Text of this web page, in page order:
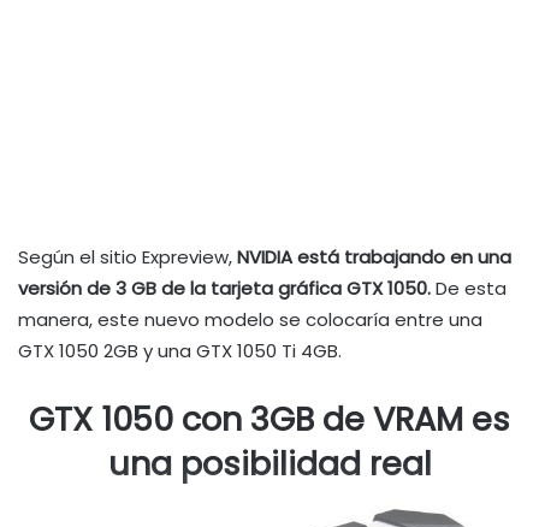
Según el sitio Expreview,NVIDIA está trabajando en una
versión de 3 GB de la tarjeta gráfica GTX 1050.De esta
manera, este nuevo modelo se colocaría entre una
GTX 1050 2GB y una GTX 1050 Ti 4GB.
GTX 1050 con 3GB de VRAM es
una posibilidad real